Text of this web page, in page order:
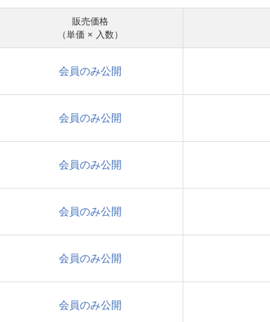
販売価格
（単価 × 入数）
会員のみ公開
会員のみ公開
会員のみ公開
会員のみ公開
会員のみ公開
会員のみ公開